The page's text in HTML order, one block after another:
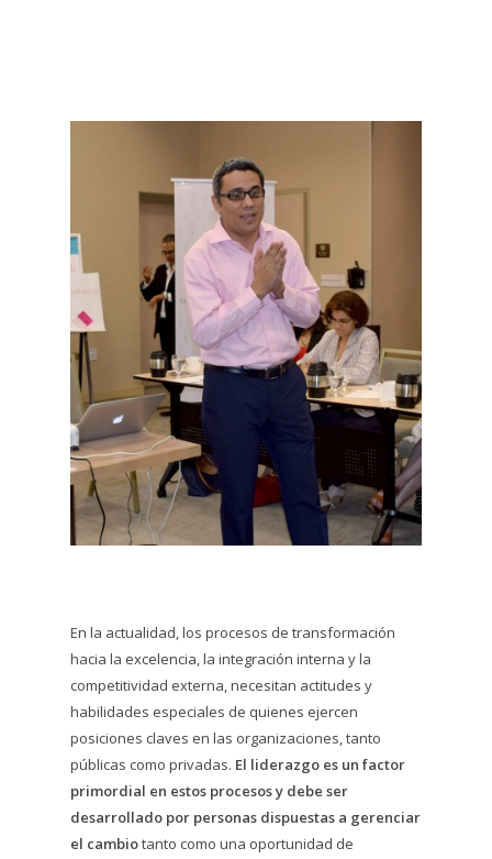
En la actualidad, los procesos de transformación
hacia la excelencia, la integración interna y la
competitividad externa, necesitan actitudes y
habilidades especiales de quienes ejercen
posiciones claves en las organizaciones, tanto
públicas como privadas. El liderazgo es un factor
primordial en estos procesos y debe ser
desarrollado por personas dispuestas a gerenciar
el cambiotanto como una oportunidad de